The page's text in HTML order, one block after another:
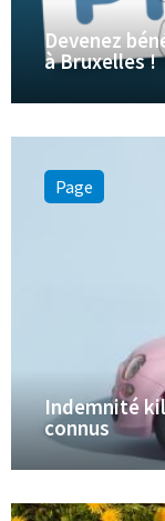
Devenez
à Bruxelles !
Page
Indemnité
connus